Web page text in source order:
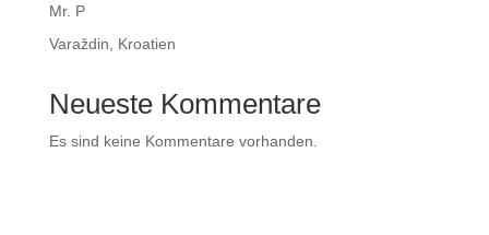
Mr. P
Varaždin, Kroatien
Neueste Kommentare
Es sind keine Kommentare vorhanden.